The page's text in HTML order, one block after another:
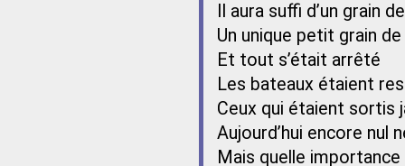
Il aura suffi d’un grain
Un unique petit grain
Et tout s’était arrêté
Les bateaux étaient
Ceux qui étaient sortis
Aujourd’hui encore nul
Mais quelle